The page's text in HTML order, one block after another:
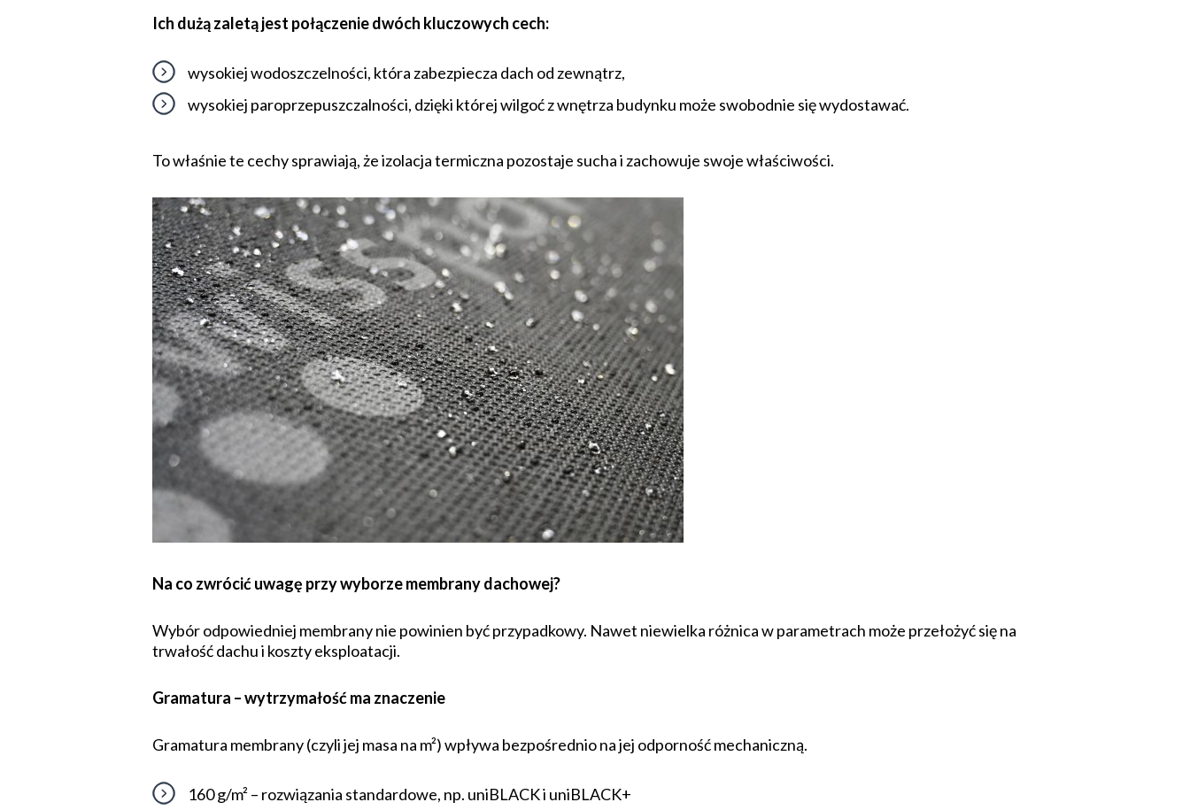
Ich dużą zaletą jest połączenie dwóch kluczowych cech:
wysokiej wodoszczelności, która zabezpiecza dach od zewnątrz,
wysokiej paroprzepuszczalności, dzięki której wilgoć z wnętrza budynku może swobodnie się wydostawać.
To właśnie te cechy sprawiają, że izolacja termiczna pozostaje sucha i zachowuje swoje właściwości.
Na co zwrócić uwagę przy wyborze membrany dachowej?
Wybór odpowiedniej membrany nie powinien być przypadkowy. Nawet niewielka różnica w parametrach może przełożyć się na
trwałość dachu i koszty eksploatacji.
Gramatura – wytrzymałość ma znaczenie
Gramatura membrany (czyli jej masa na m²) wpływa bezpośrednio na jej odporność mechaniczną.
160 g/m² – rozwiązania standardowe, np. uniBLACK i uniBLACK+